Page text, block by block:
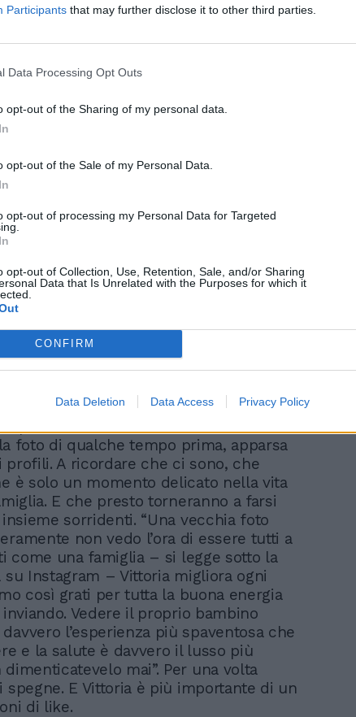
Participants that may further disclose it to other third parties.
Data Processing Opt Outs
opt-out of the Sharing of my personal data.
opt-out of the Sale of my Personal Data.
opt-out of processing my Personal Data for Targeted
opt-out of Collection, Use, Retention, Sale, and/or Sharing
Data that Is Unrelated with the Purposes for which it
CONFIRM
Data Deletion Data Access Privacy Policy
da Chiara Ferragni ✨ (@chiaraferragni)
non accennava a migliorare. Così
hanno deciso di riportarla in
la piccola si trova tutt’ora. Momenti di
per 48 ore sono spariti dai loro profili
foto di qualche tempo prima, apparsa
profili. A ricordare che ci sono, che
è solo un momento delicato nella vita
E che presto torneranno a farsi
sorridenti. “Una vecchia foto
non vedo l’ora di essere tutti a
come una famiglia – si legge sotto la
su Instagram – Vittoria migliora ogni
così grati per tutta la buona energia
Vedere il proprio bambino
l’esperienza più spaventosa che
e la salute è davvero il lusso più
mai”. Per una volta
spegne. E Vittoria è più importante di un
di like.